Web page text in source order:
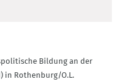
Bildung an der
in Rothenburg/O.L.